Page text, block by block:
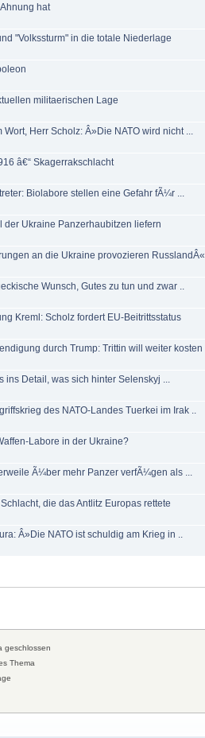
hat
"Volkssturm" in die totale Niederlage
militaerischen Lage
Herr Scholz: Â»Die NATO wird nicht ...
â€“ Skagerrakschlacht
Biolabore stellen eine Gefahr fÃ¼r ...
Ukraine Panzerhaubitzen liefern
an die Ukraine provozieren RusslandÂ«
Wunsch, Gutes zu tun und zwar ..
Kreml: Scholz fordert EU-Beitrittsstatus
durch Trump: Trittin will weiter kosten
Detail, was sich hinter Selenskyj ...
des NATO-Landes Tuerkei im Irak ..
Labore in der Ukraine?
Ã¼ber mehr Panzer verfÃ¼gen als ...
die das Antlitz Europas rettete
Â»Die NATO ist schuldig am Krieg in ..
geschlossen
Thema